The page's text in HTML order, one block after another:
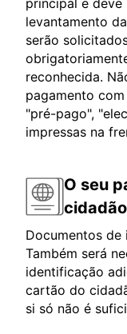
principal e deve
levantamento
serão
reconhecida.
pagamento
"pré-pago",
impressas na
O seu
Documentos de
Também será
identificação
cartão do
si só não é